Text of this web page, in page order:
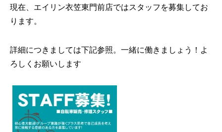
現在、エイリン衣笠東門前店ではスタッフを募集してお
ります。
詳細につきましては下記参照。一緒に働きましょう！よ
ろしくお願いします